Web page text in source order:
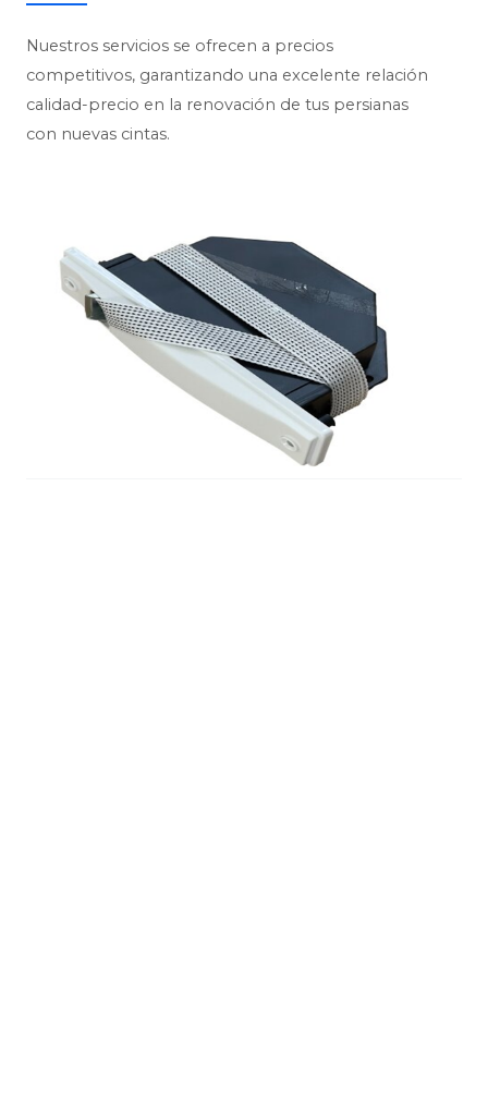
Nuestros servicios se ofrecen a precios
competitivos, garantizando una excelente relación
calidad-precio en la renovación de tus persianas
con nuevas cintas.